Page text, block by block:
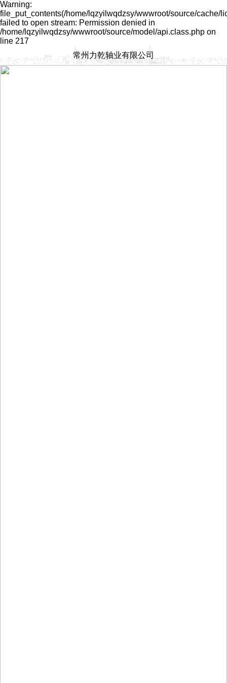
Warning:
file_put_contents(/home/lqzyilwqdzsy/wwwroot/source/cache/
failed to open stream: Permission denied in
/home/lqzyilwqdzsy/wwwroot/source/model/api.class.php on
line 217
常州力乾轴业有限公司